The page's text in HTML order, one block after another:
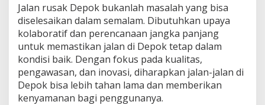
Jalan rusak Depok bukanlah masalah yang bisa
diselesaikan dalam semalam. Dibutuhkan upaya
kolaboratif dan perencanaan jangka panjang
untuk memastikan jalan di Depok tetap dalam
kondisi baik. Dengan fokus pada kualitas,
pengawasan, dan inovasi, diharapkan jalan-jalan di
Depok bisa lebih tahan lama dan memberikan
kenyamanan bagi penggunanya.